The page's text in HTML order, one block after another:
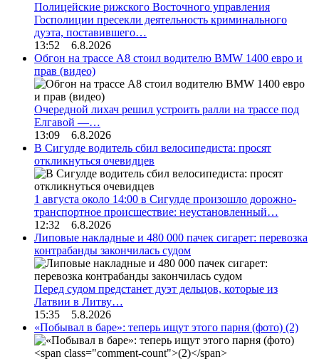
Полицейские рижского Восточного управления
Госполиции пресекли деятельность криминального
дуэта, поставившего…
13:52 6.8.2026
Обгон на трассе А8 стоил водителю BMW 1400 евро и
прав (видео)
Очередной лихач решил устроить ралли на трассе под
Елгавой —…
13:09 6.8.2026
В Сигулде водитель сбил велосипедиста: просят
откликнуться очевидцев
1 августа около 14:00 в Сигулде произошло дорожно-
транспортное происшествие: неустановленный…
12:32 6.8.2026
Липовые накладные и 480 000 пачек сигарет: перевозка
контрабанды закончилась судом
Перед судом предстанет дуэт дельцов, которые из
Латвии в Литву…
15:35 5.8.2026
«Побывал в баре»: теперь ищут этого парня (фото) (2)